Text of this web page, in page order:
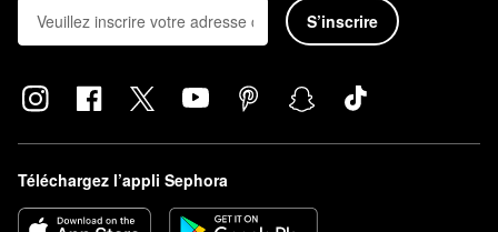
S’inscrire
Téléchargez l’appli Sephora